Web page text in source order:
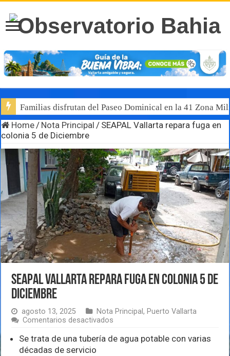
Familias disfrutan del Paseo Dominical en la 41 Zona
Home / Nota Principal / SEAPAL Vallarta repara fuga en
colonia 5 de Diciembre
SEAPAL Vallarta repara fuga en colonia 5 de
Diciembre
agosto 13, 2025 Nota Principal, Puerto Vallarta
Comentarios desactivados
Vallarta
repara
Se trata de una tubería de agua potable con varias
décadas de servicio